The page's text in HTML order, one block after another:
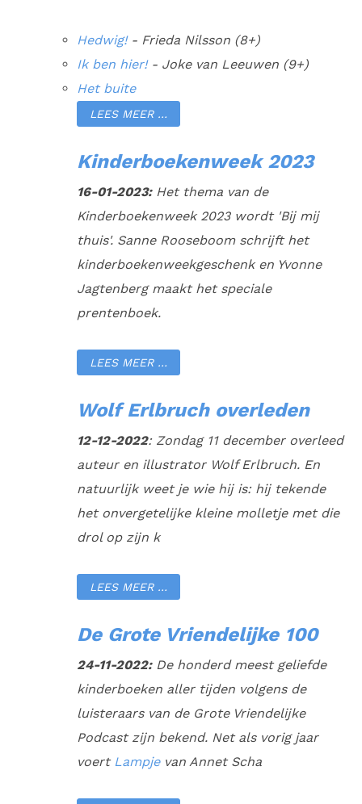
Hedwig! - Frieda Nilsson (8+)
Ik ben hier!- Joke van Leeuwen (9+)
Het buite
LEES MEER …
Kinderboekenweek 2023
16-01-2023:Het thema van de
Kinderboekenweek 2023 wordt 'Bij mij
thuis'. Sanne Rooseboom schrijft het
kinderboekenweekgeschenk en Yvonne
Jagtenberg maakt het speciale
prentenboek.
LEES MEER …
Wolf Erlbruch overleden
12-12-2022: Zondag 11 december overleed
auteur en illustrator Wolf Erlbruch. En
natuurlijk weet je wie hij is: hij tekende
het onvergetelijke kleine molletje met die
drol op zijn k
LEES MEER …
De Grote Vriendelijke 100
24-11-2022:De honderd meest geliefde
kinderboeken aller tijden volgens de
luisteraars van de Grote Vriendelijke
Podcast zijn bekend. Net als vorig jaar
voert Lampjevan Annet Scha